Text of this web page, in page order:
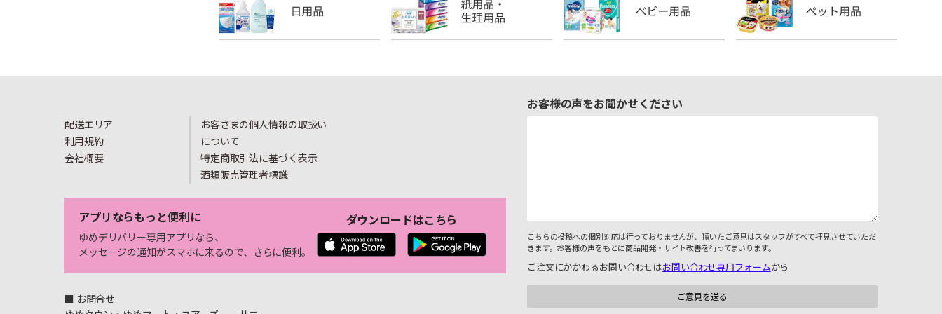
配送エリア
利用規約
会社概要
お客さまの個人情報の取扱い
について
特定商取引法に基づく表示
酒類販売管理者標識
アプリならもっと便利に
ゆめデリバリー専用アプリなら、
メッセージの通知がスマホに来るので、さらに便利。
ダウンロードはこちら
■ お問合せ
お客様の声をお聞かせください
こちらの投稿への個別対応は行っておりませんが、頂いたご意見はスタッフがすべて拝見させていただ
きます。お客様の声をもとに商品開発・サイト改善を行ってまいります。
ご注文にかかわるお問い合わせはお問い合わせ専用フォームから